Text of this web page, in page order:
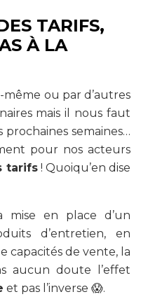
TARIFS,
À LA
ou par d’autres
mais il nous faut
semaines…
pour nos acteurs
tarifs! Quoiqu’en dise
mise en place d’un
d’entretien, en
capacités de vente, la
aucun doute l’effet
et pas l’inverse 😱.